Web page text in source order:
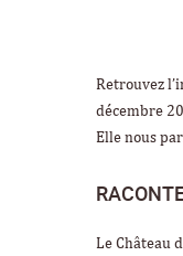
Retrouvez
décembre
Elle nous
Le Château